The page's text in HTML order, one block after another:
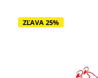
ZĽAVA 25%